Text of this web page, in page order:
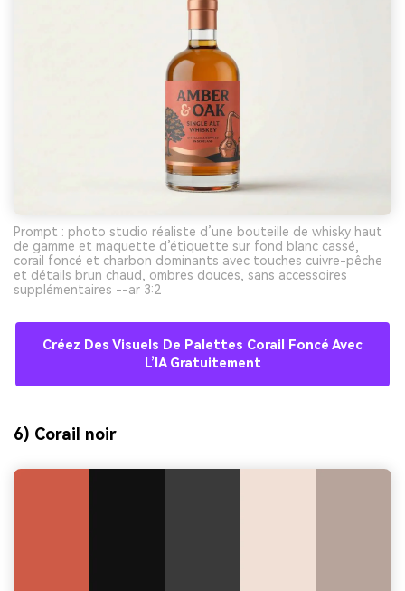
Prompt : photo studio réaliste d’une bouteille de whisky haut
de gamme et maquette d’étiquette sur fond blanc cassé,
corail foncé et charbon dominants avec touches cuivre-pêche
et détails brun chaud, ombres douces, sans accessoires
supplémentaires --ar 3:2
Créez Des Visuels De Palettes Corail Foncé Avec
L’IA Gratuitement
6) Corail noir